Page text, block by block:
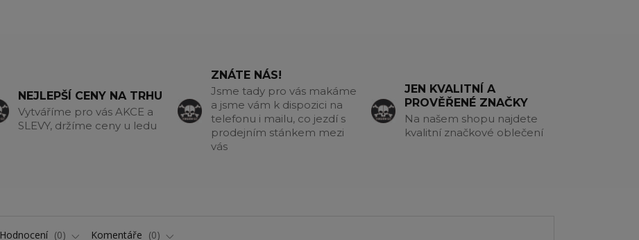
NEJLEPŠÍ CENY NA TRHU
Vytváříme pro vás AKCE a
SLEVY, držíme ceny u ledu
ZNÁTE NÁS!
Jsme tady pro vás makáme
a jsme vám k dispozici na
telefonu i mailu, co jezdí s
prodejním stánkem mezi
vás
JEN KVALITNÍ A
PROVĚŘENÉ ZNAČKY
Na našem shopu najdete
kvalitní značkové oblečení
Hodnocení 0 Komentáře 0